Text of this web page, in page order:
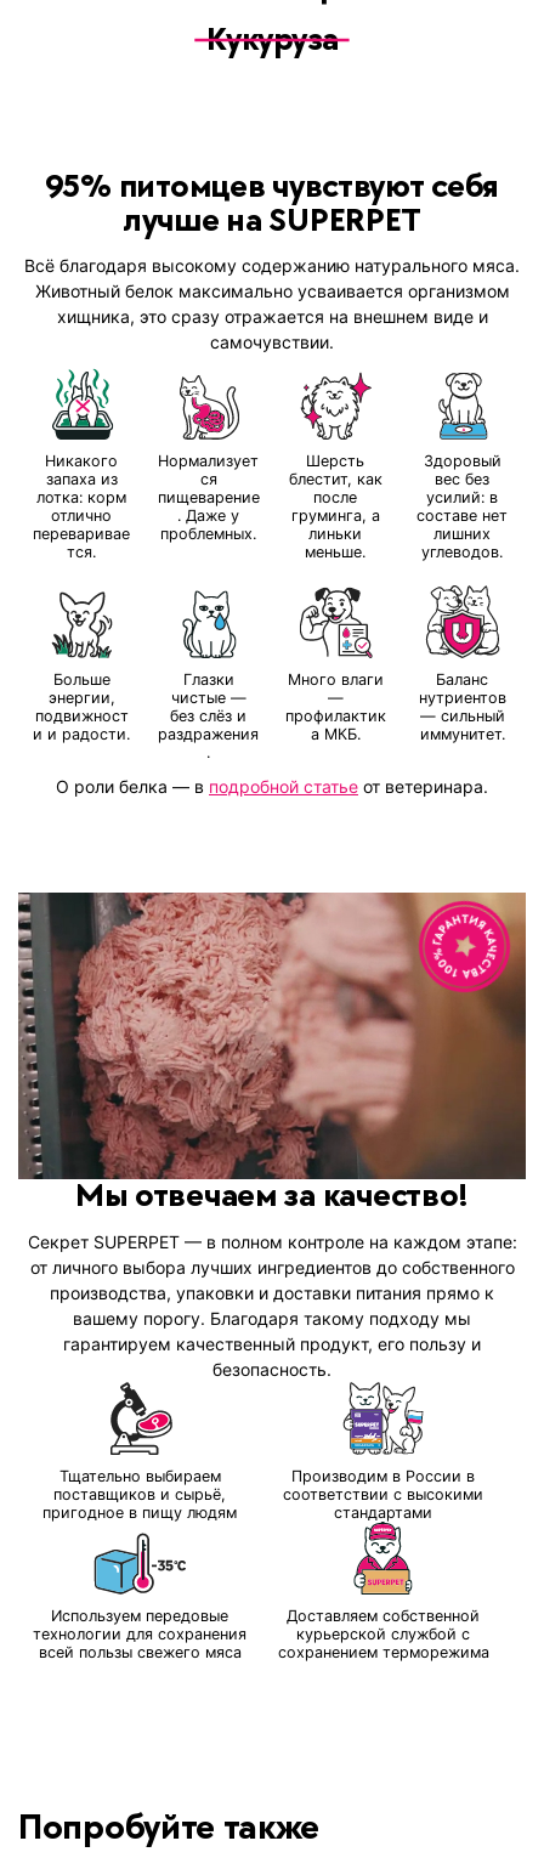
Кукуруза
95% питомцев чувствуют себя
лучше на SUPERPET
Всё благодаря высокому содержанию натурального мяса.
Животный белок максимально усваивается организмом
хищника, это сразу отражается на внешнем виде и
самочувствии.
Никакого
запаха из
лотка: корм
отлично
переваривае
тся.
Нормализует
ся
пищеварение
. Даже у
проблемных.
Шерсть
блестит, как
после
груминга, а
линьки
меньше.
Здоровый
вес без
усилий: в
составе нет
лишних
углеводов.
Больше
энергии,
подвижност
и и радости.
Глазки
чистые —
без слёз и
раздражения
.
Много влаги
—
профилактик
а МКБ.
Баланс
нутриентов
— сильный
иммунитет.
О роли белка — в подробной статье от ветеринара.
Мы отвечаем за качество!
Секрет SUPERPET — в полном контроле на каждом этапе:
от личного выбора лучших ингредиентов до собственного
производства, упаковки и доставки питания прямо к
вашему порогу. Благодаря такому подходу мы
гарантируем качественный продукт, его пользу и
безопасность.
Тщательно выбираем
поставщиков и сырьё,
пригодное в пищу людям
Производим в России в
соответствии с высокими
стандартами
Используем передовые
технологии для сохранения
всей пользы свежего мяса
Доставляем собственной
курьерской службой с
сохранением терморежима
Попробуйте также